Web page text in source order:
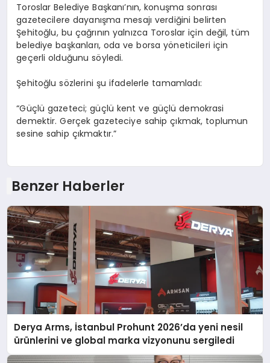
Toroslar Belediye Başkanı’nın, konuşma sonrası
gazetecilere dayanışma mesajı verdiğini belirten
Şehitoğlu, bu çağrının yalnızca Toroslar için değil, tüm
belediye başkanları, oda ve borsa yöneticileri için
geçerli olduğunu söyledi.
Şehitoğlu sözlerini şu ifadelerle tamamladı:
“Güçlü gazeteci; güçlü kent ve güçlü demokrasi
demektir. Gerçek gazeteciye sahip çıkmak, toplumun
sesine sahip çıkmaktır.”
Benzer Haberler
Derya Arms, İstanbul Prohunt 2026’da yeni nesil
ürünlerini ve global marka vizyonunu sergiledi